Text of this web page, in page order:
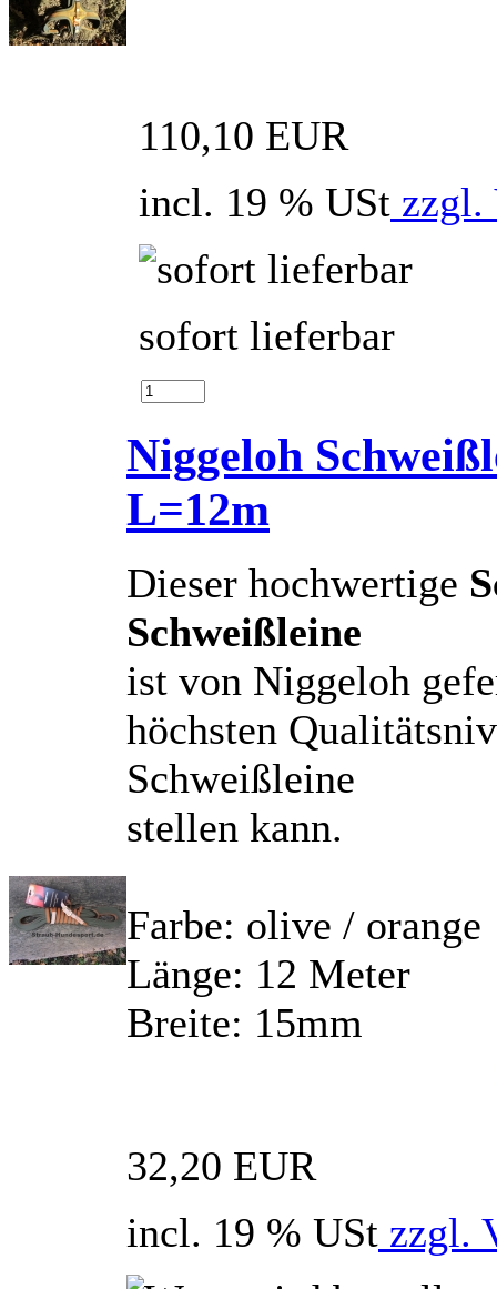
110,10 EUR
incl. 19 % USt zzgl.
sofort lieferbar
Niggeloh
L=12m
Dieser hochwertige
Schweißleine
ist von Niggeloh
höchsten
Schweißleine
stellen kann.
Farbe: olive / orange
Länge: 12 Meter
Breite: 15mm
32,20 EUR
incl. 19 % USt zzgl.